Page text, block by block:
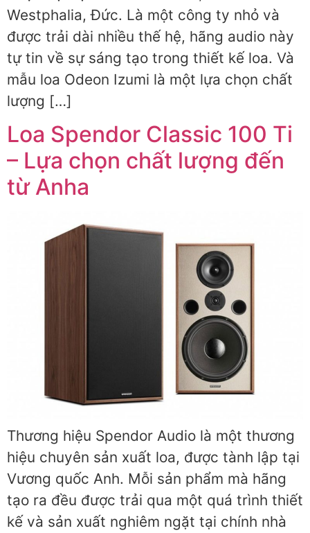
Westphalia, Đức. Là một công ty nhỏ và
được trải dài nhiều thế hệ, hãng audio này
tự tin về sự sáng tạo trong thiết kế loa. Và
mẫu loa Odeon Izumi là một lựa chọn chất
lượng […]
Loa Spendor Classic 100 Ti
– Lựa chọn chất lượng đến
từ Anha
Thương hiệu Spendor Audio là một thương
hiệu chuyên sản xuất loa, được tành lập tại
Vương quốc Anh. Mỗi sản phẩm mà hãng
tạo ra đều được trải qua một quá trình thiết
kế và sản xuất nghiêm ngặt tại chính nhà